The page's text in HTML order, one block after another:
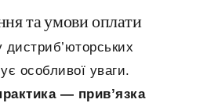
та умови оплати
дистриб’юторських
особливої уваги.
— прив’язка